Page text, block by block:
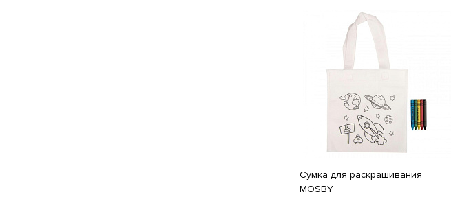
Сумка для раскрашивания
MOSBY